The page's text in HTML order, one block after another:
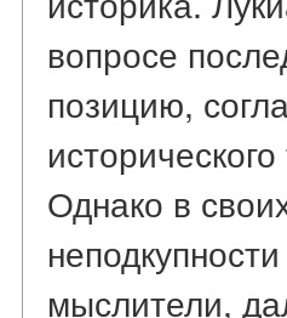
вопросе
позицию,
Однако в
мыслители,